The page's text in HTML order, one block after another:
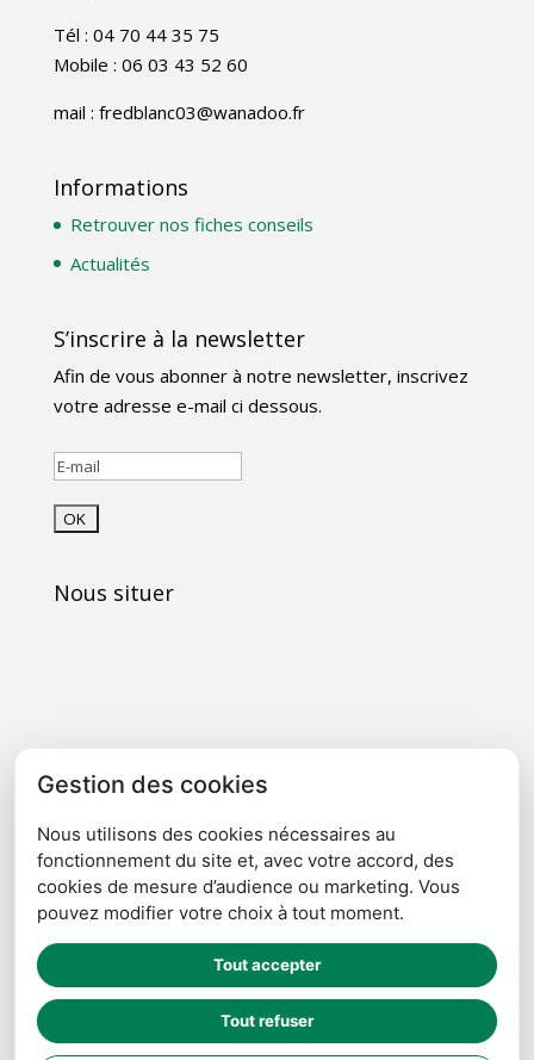
Tél : 04 70 44 35 75
Mobile : 06 03 43 52 60
mail : fredblanc03@wanadoo.fr
Informations
Retrouver nos fiches conseils
Actualités
S’inscrire à la newsletter
Afin de vous abonner à notre newsletter, inscrivez
votre adresse e-mail ci dessous.
Nous situer
Cliquez ici pour agrandir
Gestion des cookies
Nous utilisons des cookies nécessaires au
fonctionnement du site et, avec votre accord, des
cookies de mesure d’audience ou marketing. Vous
pouvez modifier votre choix à tout moment.
Tout accepter
Tout refuser